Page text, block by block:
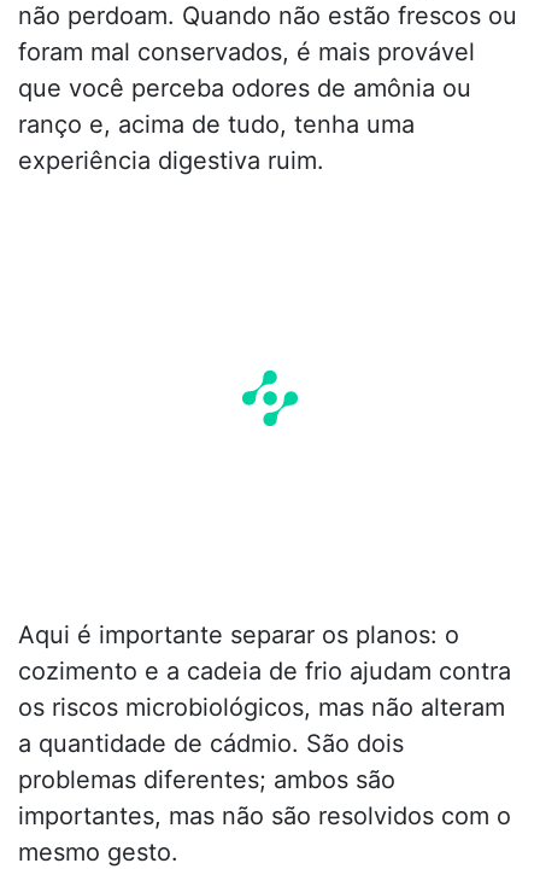
não perdoam. Quando não estão frescos ou
foram mal conservados, é mais provável
que você perceba odores de amônia ou
ranço e, acima de tudo, tenha uma
experiência digestiva ruim.
Aqui é importante separar os planos: o
cozimento e a cadeia de frio ajudam contra
os riscos microbiológicos, mas não alteram
a quantidade de cádmio. São dois
problemas diferentes; ambos são
importantes, mas não são resolvidos com o
mesmo gesto.